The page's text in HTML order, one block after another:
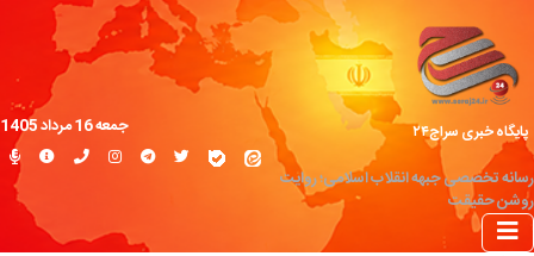
پایگاه خبری سراج۲۴
رسانه تخصصی جبهه انقلاب اسلامی؛ روایت
روشن حقیقت
جمعه 16 مرداد 1405